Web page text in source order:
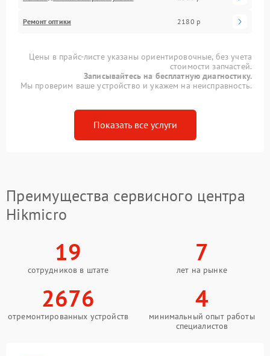
Ремонт оптики 2180 р
Цены в прайс-листе указаны ориентировочные, без учета
стоимости запчастей.
Записывайтесь на бесплатную диагностику.
Мы проверим ваше устройство и укажем на неисправность.
Показать все услуги
Преимущества сервисного центра
Hikmicro
19
сотрудников в штате
7
лет на рынке
2676
отремонтированных устройств
4
минимальный опыт работы
специалистов